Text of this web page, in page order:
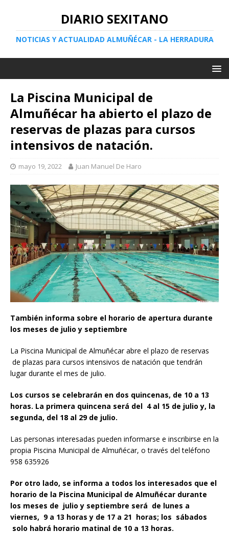
DIARIO SEXITANO
NOTICIAS Y ACTUALIDAD ALMUÑÉCAR - LA HERRADURA
La Piscina Municipal de
Almuñécar ha abierto el plazo de
reservas de plazas para cursos
intensivos de natación.
mayo 19, 2022 Juan Manuel De Haro
También informa sobre el horario de apertura durante
los meses de julio y septiembre
La Piscina Municipal de Almuñécar abre el plazo de reservas
de plazas para cursos intensivos de natación que tendrán
lugar durante el mes de julio.
Los cursos se celebrarán en dos quincenas, de 10 a 13
horas. La primera quincena será del 4 al 15 de julio y, la
segunda, del 18 al 29 de julio.
Las personas interesadas pueden informarse e inscribirse en la
propia Piscina Municipal de Almuñécar, o través del teléfono
958 635926
Por otro lado, se informa a todos los interesados que el
horario de la Piscina Municipal de Almuñécar durante
los meses de julio y septiembre será de lunes a
viernes, 9 a 13 horas y de 17 a 21 horas; los sábados
solo habrá horario matinal de 10 a 13 horas.